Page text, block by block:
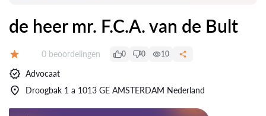
de heer mr. F.C.A. van de Bult
Getuigenissen:
0 beoordelingen 0 0 10
Advocaat
Droogbak 1 a 1013 GE AMSTERDAM Nederland